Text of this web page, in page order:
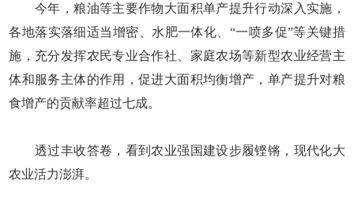
今年，粮油等主要作物大面积单产提升行动深入实施，
各地落实落细适当增密、水肥一体化、“一喷多促”等关键措
施，充分发挥农民专业合作社、家庭农场等新型农业经营主
体和服务主体的作用，促进大面积均衡增产，单产提升对粮
食增产的贡献率超过七成。
透过丰收答卷，看到农业强国建设步履铿锵，现代化大
农业活力澎湃。